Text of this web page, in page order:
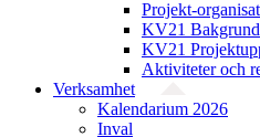
Projekt-
KV21 Bakgrund
KV21
Aktiviteter och
Verksamhet
Kalendarium 2026
Inval